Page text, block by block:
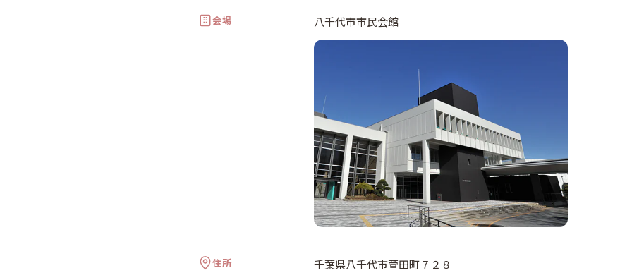
会場 八千代市市民会館
住所 千葉県八千代市萱田町７２８